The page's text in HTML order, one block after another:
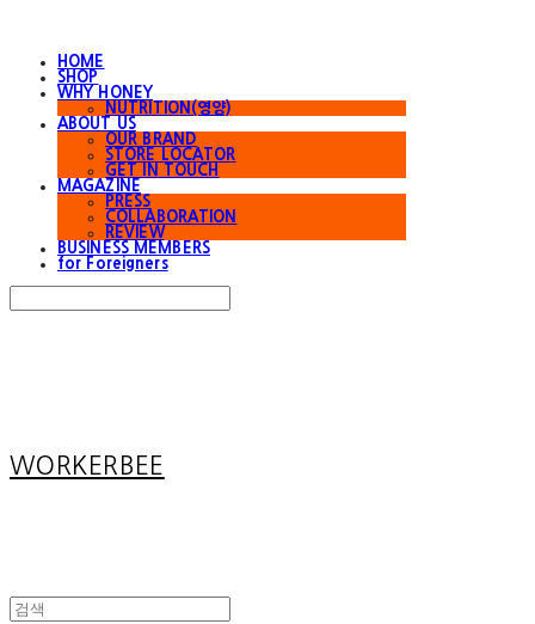
HOME
SHOP
WHY HONEY
NUTRITION(영양)
ABOUT US
OUR BRAND
STORE LOCATOR
GET IN TOUCH
MAGAZINE
PRESS
COLLABORATION
REVIEW
BUSINESS MEMBERS
for Foreigners
WORKERBEE